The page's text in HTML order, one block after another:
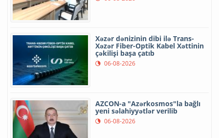
Xəzər dənizinin dibi ilə Trans-
Xəzər Fiber-Optik Kabel Xəttinin
çəkilişi başa çatıb
06-08-2026
AZCON-a "Azərkosmos"la bağlı
yeni səlahiyyətlər verilib
06-08-2026